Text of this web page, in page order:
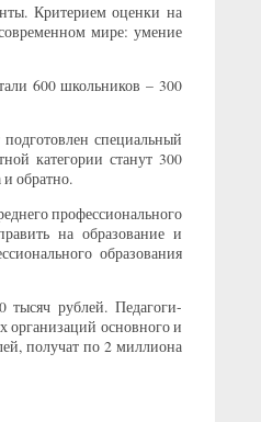
Критерием оценки на
мире: умение
600 школьников – 300
специальный
категории станут 300
обратно.
профессионального
на образование и
образования
тысяч рублей. Педагоги-
организаций основного и
получат по 2 миллиона